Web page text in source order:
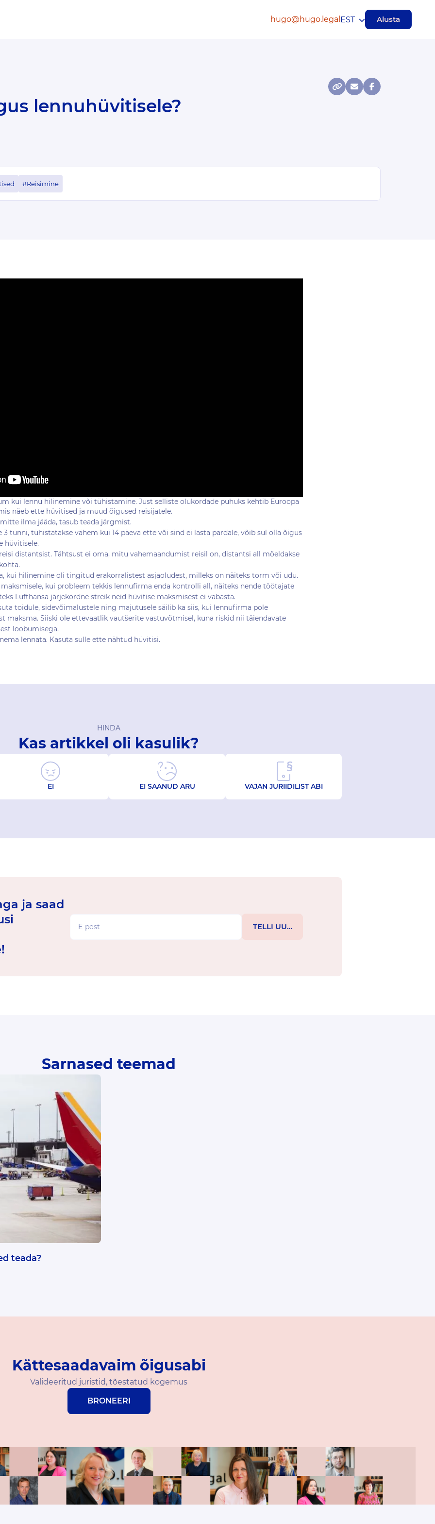
hugo@hugo.legal Alusta
EST
lennuhüvitisele?
#Reisimine
kui lennu hilinemine või tühistamine. Just selliste olukordade puhuks kehtib Euroopa
näeb ette hüvitised ja muud õigused reisijatele.
ilma jääda, tasub teada järgmist.
3 tunni, tühistatakse vähem kui 14 päeva ette või sind ei lasta pardale, võib sul olla õigus
hüvitisele.
distantsist. Tähtsust ei oma, mitu vahemaandumist reisil on, distantsi all mõeldakse
kui hilinemine oli tingitud erakorralistest asjaoludest, milleks on näiteks torm või udu.
kui probleem tekkis lennufirma enda kontrolli all, näiteks nende töötajate
Lufthansa järjekordne streik neid hüvitise maksmisest ei vabasta.
toidule, sidevõimalustele ning majutusele säilib ka siis, kui lennufirma pole
maksma. Siiski ole ettevaatlik vautšerite vastuvõtmisel, kuna riskid nii täiendavate
loobumisega.
lennata. Kasuta sulle ette nähtud hüvitisi.
HINDA
Kas artikkel oli kasulik?
EI EI SAANUD ARU VAJAN JURIIDILIST ABI
ja saad
Sarnased teemad
teada?
Kättesaadavaim õigusabi
Valideeritud juristid, tõestatud kogemus
BRONEERI